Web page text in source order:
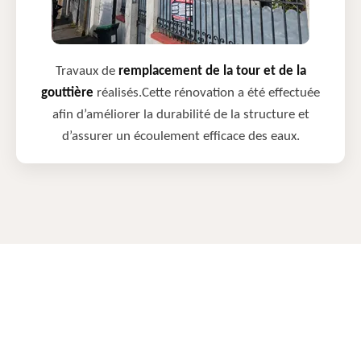
Travaux de remplacement de la tour et de la
gouttière réalisés.Cette rénovation a été effectuée
afin d’améliorer la durabilité de la structure et
d’assurer un écoulement efficace des eaux.